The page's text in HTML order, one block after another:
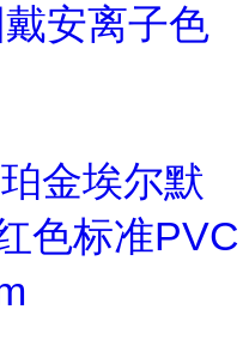
安离子色
金埃尔默
色标准PVC